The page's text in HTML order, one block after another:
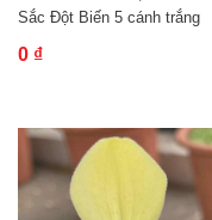
Sắc Đột Biến 5 cánh trắng
0 ₫